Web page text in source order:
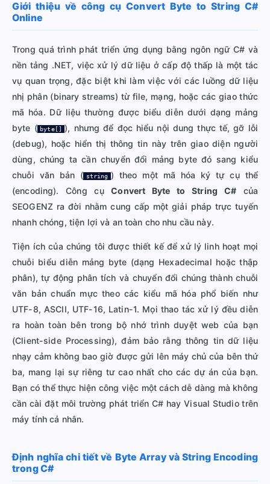
Giới thiệu về công cụ Convert Byte to String C#
Online
Trong quá trình phát triển ứng dụng bằng ngôn ngữ C# và
nền tảng .NET, việc xử lý dữ liệu ở cấp độ thấp là một tác
vụ quan trọng, đặc biệt khi làm việc với các luồng dữ liệu
nhị phân (binary streams) từ file, mạng, hoặc các giao thức
mã hóa. Dữ liệu thường được biểu diễn dưới dạng mảng
byte ( byte[]
), nhưng để đọc hiểu nội dung thực tế, gỡ lỗi
(debug), hoặc hiển thị thông tin này trên giao diện người
dùng, chúng ta cần chuyển đổi mảng byte đó sang kiểu
chuỗi văn bản ( string ) theo một mã hóa ký tự cụ thể
(encoding). Công cụConvert Byte to String C#của
SEOGENZ ra đời nhằm cung cấp một giải pháp trực tuyến
nhanh chóng, tiện lợi và an toàn cho nhu cầu này.
Tiện ích của chúng tôi được thiết kế để xử lý linh hoạt mọi
chuỗi biểu diễn mảng byte (dạng Hexadecimal hoặc thập
phân), tự động phân tích và chuyển đổi chúng thành chuỗi
văn bản chuẩn mực theo các kiểu mã hóa phổ biến như
UTF-8, ASCII, UTF-16, Latin-1. Mọi thao tác xử lý đều diễn
ra hoàn toàn bên trong bộ nhớ trình duyệt web của bạn
(Client-side Processing), đảm bảo rằng thông tin dữ liệu
nhạy cảm không bao giờ được gửi lên máy chủ của bên thứ
ba, mang lại sự riêng tư cao nhất cho các dự án của bạn.
Bạn có thể thực hiện công việc một cách dễ dàng mà không
cần cài đặt môi trường phát triển C# hay Visual Studio trên
máy tính cá nhân.
Định nghĩa chi tiết về Byte Array và String Encoding
trong C#